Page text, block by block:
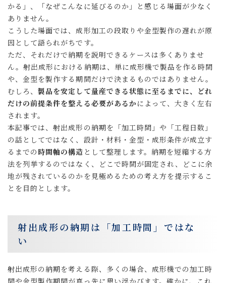
かる」、
「なぜこんなに延びるのか」と感じる場面が少なく
ありません。
こうした場面では、成形加工の段取りや金型製作の遅れが原
因として語られがちです。
ただ、それだけで納期を説明できるケースは多くありませ
ん。射出成形における納期は、単に成形機で製品を作る時間
や、金型を製作する期間だけで決まるものではありません。
むしろ、製品を安定して量産できる状態に至るまでに、どれ
だけの前提条件を整える必要があるか によって、大きく左右
されます。
本記事では、射出成形の納期を「加工時間」や「工程日数」
の話としてではなく、設計・材料・金型・成形条件が成立す
るまでの 時間軸の構造 として整理します。納期を短縮する方
法を列挙するのではなく、どこで時間が固定され、どこに余
地が残されているのかを見極めるための考え方を提示するこ
とを目的とします。
射出成形の納期は「加工時間」ではな
い
射出成形の納期を考える際、多くの場合、成形機での加工時